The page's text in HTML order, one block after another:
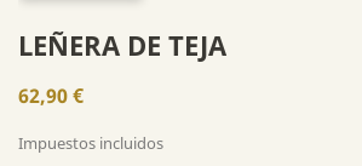
LEÑERA DE TEJA
62,90 €
Impuestos incluidos